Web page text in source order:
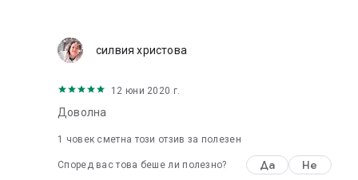
силвия христова
12 юни 2020 г.
Доволна
1 човек сметна този отзив за полезен
Според вас това беше ли полезно? Да Не